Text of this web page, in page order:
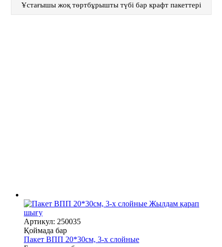
Ұстағышы жоқ төртбұрышты түбі бар крафт пакеттері
Жылдам қарап
шығу
Артикул: 250035
Қоймада бар
Пакет ВПП 20*30см, 3-х слойные